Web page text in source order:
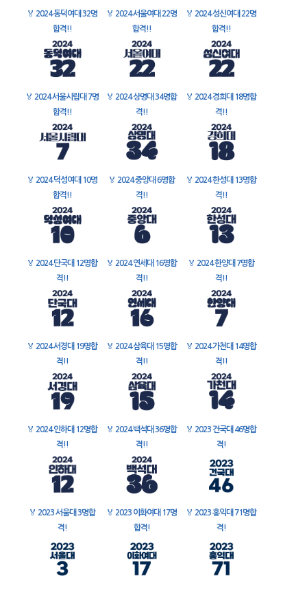
🏅 2024 동덕여대 32명
합격!!
🏅 2024 서울여대 22명
합격!!
🏅 2024 성신여대 22명
합격!!
🏅 2024 서울시립대 7명
합격!!
🏅 2024 상명대 34명합
격!!
🏅 2024 경희대 18명합
격!!
🏅 2024 덕성여대 10명
합격!!
🏅 2024 중앙대 6명합
격!!
🏅 2024 한성대 13명합
격!!
🏅 2024 단국대 12명합
격!!
🏅 2024 연세대 16명합
격!!
🏅 2024 한양대 7명합
격!!
🏅 2024 서경대 19명합
격!!
🏅 2024 삼육대 15명합
격!!
🏅 2024 가천대 14명합
격!!
🏅 2024 인하대 12명합
격!!
🏅 2024 백석대 36명합
격!!
🏅 2023 건국대 46명합
격!
🏅 2023 서울대 3명합
격!
🏅 2023 이화여대 17명
합격!
🏅 2023 홍익대 71명합
격!